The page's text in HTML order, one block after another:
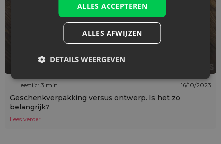
Leestijd: 3 min 16/10/2023
Geschenkverpakking versus ontwerp. Is het zo
belangrijk?
Lees verder
ALLES ACCEPTEREN
ALLES AFWIJZEN
DETAILS WEERGEVEN